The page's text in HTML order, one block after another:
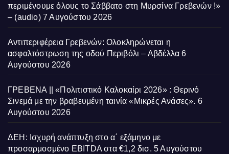
περιμένουμε όλους το Σάββατο στη Μυρσίνα Γρεβενών !»
– (audio) 7 Αυγούστου 2026
Αντιπεριφέρεια Γρεβενών: Ολοκληρώνεται η
ασφαλτόστρωση της οδού Περιβόλι – Αβδέλλα 6
Αυγούστου 2026
ΓΡΕΒΕΝΑ || «Πολιτιστικό Καλοκαίρι 2026» : Θερινό
Σινεμά με την βραβευμένη ταινία «Μικρές Ανάσες». 6
Αυγούστου 2026
ΔΕΗ: Ισχυρή ανάπτυξη στο α΄ εξάμηνο με
προσαρμοσμένο EBITDA στα €1,2 δισ. 5 Αυγούστου